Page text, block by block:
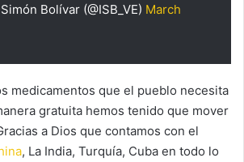
Bolívar (@ISB_VE) March
medicamentos que el pueblo necesita
gratuita hemos tenido que mover
a Dios que contamos con el
, La India, Turquía, Cuba en todo lo